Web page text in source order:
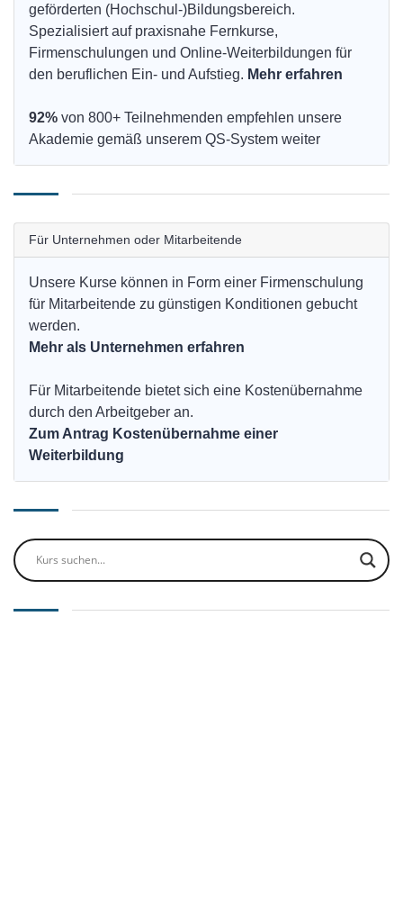
geförderten (Hochschul-)Bildungsbereich.
Spezialisiert auf praxisnahe Fernkurse,
Firmenschulungen und Online-Weiterbildungen für
den beruflichen Ein- und Aufstieg. Mehr erfahren
92% von 800+ Teilnehmenden empfehlen unsere
Akademie gemäß unserem QS-System weiter
Für Unternehmen oder Mitarbeitende
Unsere Kurse können in Form einer Firmenschulung
für Mitarbeitende zu günstigen Konditionen gebucht
werden.
Mehr als Unternehmen erfahren
Für Mitarbeitende bietet sich eine Kostenübernahme
durch den Arbeitgeber an.
Zum Antrag Kostenübernahme einer
Weiterbildung